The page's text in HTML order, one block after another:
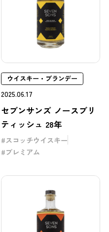
ウイスキー・ブランデー
2025.06.17
セブンサンズ ノースブリ
ティッシュ 28年
スコッチウイスキー
プレミアム